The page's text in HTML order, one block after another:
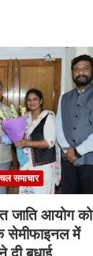
समाचार
जाति आयोग को
सेमीफाइनल में